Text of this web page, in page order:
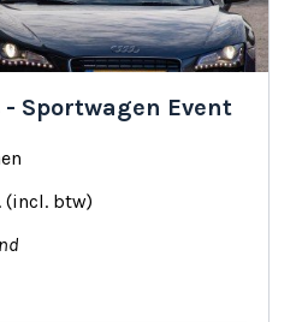
Sportwagen Event
(incl. btw)